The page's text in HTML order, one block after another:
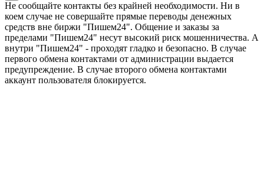
Не сообщайте контакты без крайней необходимости. Ни в
коем случае не совершайте прямые переводы денежных
средств вне биржи "Пишем24". Общение и заказы за
пределами "Пишем24" несут высокий риск мошенничества. А
внутри "Пишем24" - проходят гладко и безопасно. В случае
первого обмена контактами от администрации выдается
предупреждение. В случае второго обмена контактами
аккаунт пользователя блокируется.